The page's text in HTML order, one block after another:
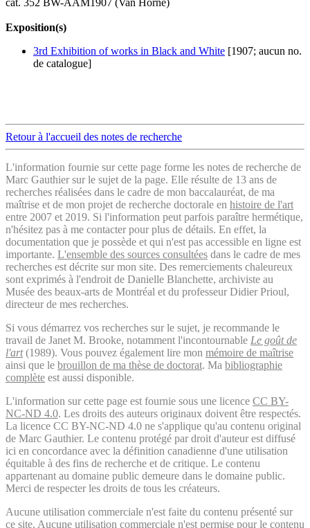
cat. 352 BW-AAM1907 (Van Horne)
Exposition(s)
3rd Exhibition of works in Black and White [1907; aucun no.
de catalogue]
Retour à l'accueil des notes de recherche
L'information fournie sur cette page forme les notes de recherche de
Marc Gauthier sur le sujet de la page. Elle résulte de 13 ans de
recherches réalisées dans le cadre de mon baccalauréat, de ma
maîtrise et de mon projet de recherche doctorale en histoire de l'art
entre 2007 et 2019. Si l'information peut parfois paraître hermétique,
n'hésitez pas à me contacter pour plus de détails. En effet, la
documentation que je possède et qui n'est pas accessible en ligne est
importante. L'ensemble des sources consultées dans le cadre de mes
recherches est décrite sur mon site. Des remerciements chaleureux
sont exprimés à l'endroit de Danielle Blanchette, archiviste au
Musée des beaux-arts de Montréal et du professeur Didier Prioul,
directeur de mes recherches.
Si vous démarrez vos recherches sur le sujet, je recommande le
travail de Janet M. Brooke, notamment l'incontournable Le goût de
l'art(1989). Vous pouvez également lire mon mémoire de maîtrise
ainsi que le brouillon de ma thèse de doctorat. Ma bibliographie
complète est aussi disponible.
L'information sur cette page est fournie sous une licence CC BY-
NC-ND 4.0. Les droits des auteurs originaux doivent être respectés.
La licence CC BY-NC-ND 4.0 ne s'applique qu'au contenu original
de Marc Gauthier. Le contenu protégé par droit d'auteur est diffusé
ici en concordance avec la définition canadienne d'une utilisation
équitable à des fins de recherche et de critique. Le contenu
appartenant au domaine public demeure dans le domaine public.
Merci de respecter les droits de tous les créateurs.
Aucune utilisation commerciale n'est faite du contenu présenté sur
ce site. Aucune utilisation commerciale n'est permise pour le contenu